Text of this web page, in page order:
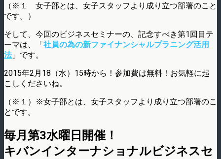
（※１ 女子部とは、女子スタッフより成り立つ部署のこと
です。）
そして、今回のビジネスセミナーの、記念すべき第1回目テ
ーマは、「社員の為の新ファイナンシャルプラニング活用
法」です。
2015年2月18（水）15時から！参加費は無料！お気軽に起
こしくださいね。
（※１）※女子部とは、女子スタッフより成り立つ部署のこ
とです。
毎月第3水曜日開催！
キバンインターナショナルビジネスセ